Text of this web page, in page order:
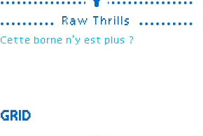
Raw Thrills
Cette borne n'y est plus ?
GRID